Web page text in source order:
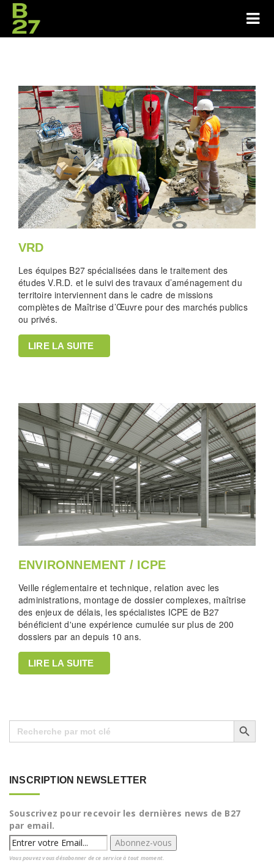
VRD
Les équipes B27 spécialisées dans le traitement des
études V.R.D. et le suivi des travaux d’aménagement du
territoire interviennent dans le cadre de missions
complètes de Maîtrise d’Œuvre pour des marchés publics
ou privés.
LIRE LA SUITE
ENVIRONNEMENT / ICPE
Veille réglementaire et technique, relation avec les
administrations, montage de dossier complexes, maîtrise
des enjeux de délais, les spécialistes ICPE de B27
bénéficient d'une expérience cumulée sur plus de 200
dossiers par an depuis 10 ans.
LIRE LA SUITE
Search
for:
Search Button
INSCRIPTION NEWSLETTER
Souscrivez pour recevoir les dernières news de B27
par email.
Vous pouvez vous désabonner de ce service à tout moment.